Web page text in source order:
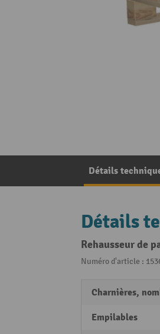
Détails
Détails
Rehausseur de
Numéro d'article :
Charnières,
Empilables